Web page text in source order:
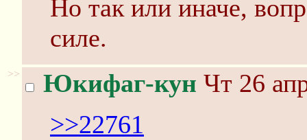
Но так или иначе,
силе.
>> Юкифаг-кун Чт 26
>>22761